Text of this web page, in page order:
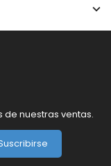
nuestras ventas.